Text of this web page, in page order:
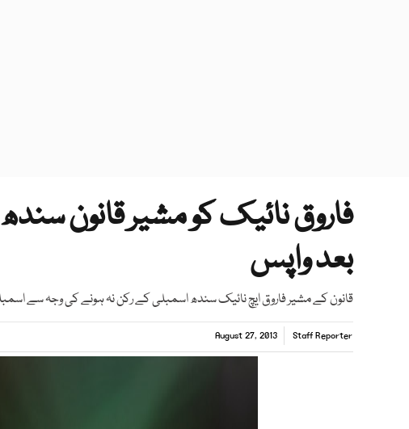
فاروق نائیک کو مشیر قانون
بعد واپس
قانون کے مشیر فاروق ایچ نائیک سندھ اسمبلی کے رکن نہ ہونے کی وجہ سے
Staff Reporter
August 27, 2013